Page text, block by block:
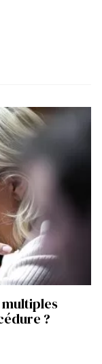
multiples
?